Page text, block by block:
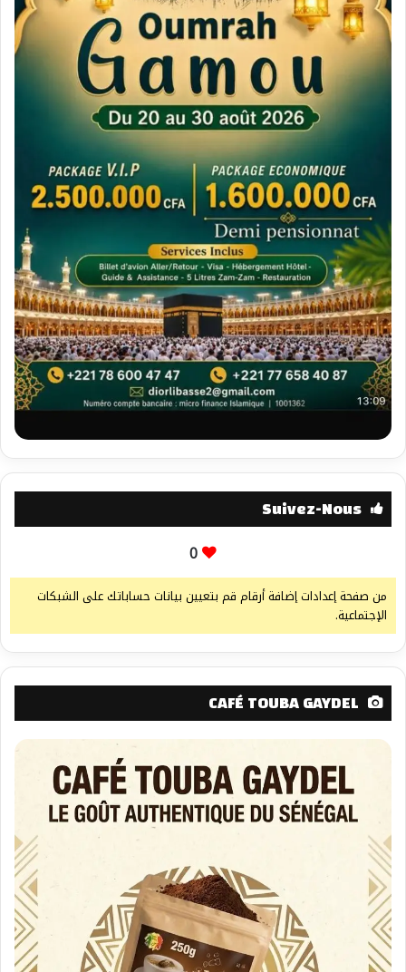
Suivez-Nous
0
من صفحة إعدادات إضافة أرقام قم بتعيين بيانات حساباتك على الشبكات
الإجتماعية.
CAFÉ TOUBA GAYDEL